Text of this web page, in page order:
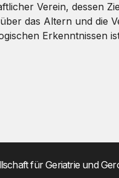
Verein, dessen
das Altern und die
Erkenntnissen
für Geriatrie und